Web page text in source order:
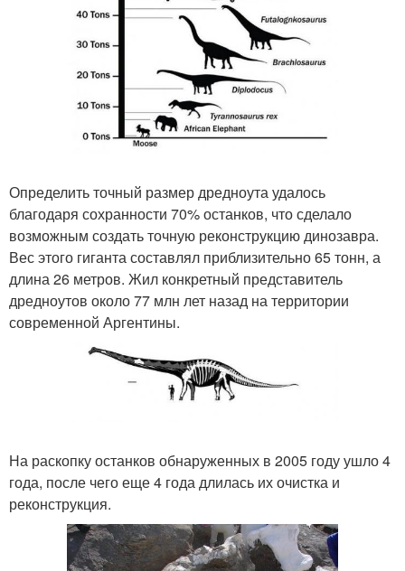
Определить точный размер дредноута удалось
благодаря сохранности 70% останков, что сделало
возможным создать точную реконструкцию динозавра.
Вес этого гиганта составлял приблизительно 65 тонн, а
длина 26 метров. Жил конкретный представитель
дредноутов около 77 млн лет назад на территории
современной Аргентины.
На раскопку останков обнаруженных в 2005 году ушло 4
года, после чего еще 4 года длилась их очистка и
реконструкция.